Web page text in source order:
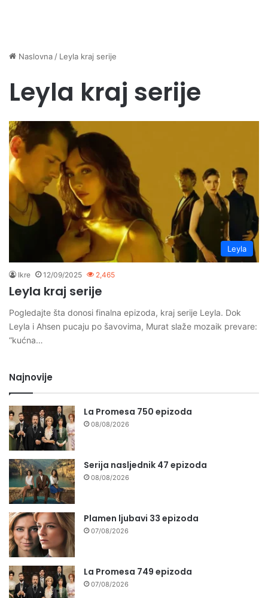
Naslovna / Leyla kraj serije
Leyla kraj serije
Leyla
Ikre 12/09/2025 2,465
Leyla kraj serije
Pogledajte šta donosi finalna epizoda, kraj serije Leyla. Dok
Leyla i Ahsen pucaju po šavovima, Murat slaže mozaik prevare:
“kućna…
Najnovije
La Promesa 750 epizoda
08/08/2026
Serija nasljednik 47 epizoda
08/08/2026
Plamen ljubavi 33 epizoda
07/08/2026
La Promesa 749 epizoda
07/08/2026